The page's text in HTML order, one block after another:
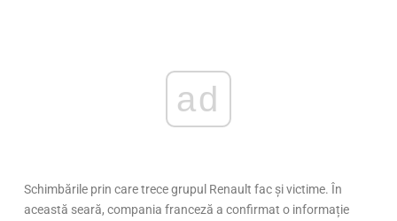
ad
Schimbările prin care trece grupul Renault fac și victime. În
această seară, compania franceză a confirmat o informație